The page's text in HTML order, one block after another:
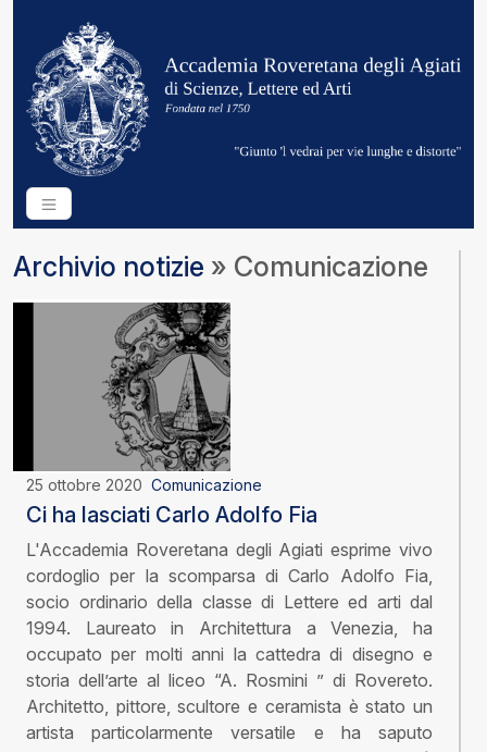
Archivio notizie » Comunicazione
25 ottobre 2020 Comunicazione
Ci ha lasciati Carlo Adolfo Fia
L'Accademia Roveretana degli Agiati esprime vivo
cordoglio per la scomparsa di Carlo Adolfo Fia,
socio ordinario della classe di Lettere ed arti dal
1994. Laureato in Architettura a Venezia, ha
occupato per molti anni la cattedra di disegno e
storia dell’arte al liceo “A. Rosmini ” di Rovereto.
Architetto, pittore, scultore e ceramista è stato un
artista particolarmente versatile e ha saputo